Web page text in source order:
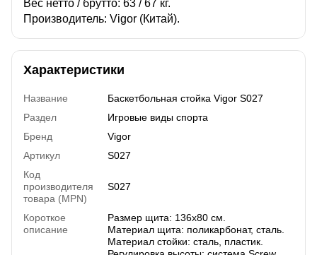
Вес нетто / брутто: 63 / 67 кг.
Производитель: Vigor (Китай).
Характеристики
Название
Баскетбольная стойка Vigor S027
Раздел
Игровые виды спорта
Бренд
Vigor
Артикул
S027
Код
производителя
товара (MPN)
S027
Короткое
описание
Размер щита: 136х80 см.
Материал щита: поликарбонат, сталь.
Материал стойки: сталь, пластик.